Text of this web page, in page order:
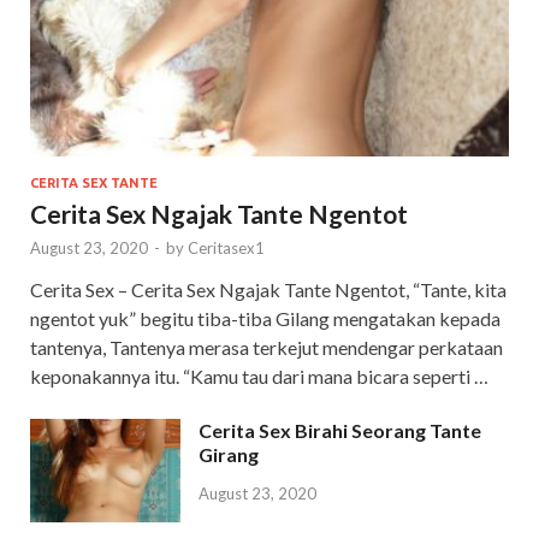
CERITA SEX TANTE
Cerita Sex Ngajak Tante Ngentot
August 23, 2020 - by Ceritasex1
Cerita Sex – Cerita Sex Ngajak Tante Ngentot, “Tante, kita
ngentot yuk” begitu tiba-tiba Gilang mengatakan kepada
tantenya, Tantenya merasa terkejut mendengar perkataan
keponakannya itu. “Kamu tau dari mana bicara seperti …
Cerita Sex Birahi Seorang Tante
Girang
August 23, 2020